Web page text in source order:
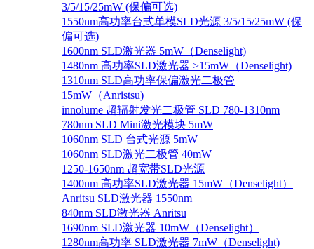
3/5/15/25mW (保偏可选)
1550nm高功率台式单模SLD光源 3/5/15/25mW (保
偏可选)
1600nm SLD激光器 5mW（Denselight)
1480nm 高功率SLD激光器 >15mW（Denselight)
1310nm SLD高功率保偏激光二极管
15mW（Anristsu)
innolume 超辐射发光二极管 SLD 780-1310nm
780nm SLD Mini激光模块 5mW
1060nm SLD 台式光源 5mW
1060nm SLD激光二极管 40mW
1250-1650nm 超宽带SLD光源
1400nm 高功率SLD激光器 15mW（Denselight）
Anritsu SLD激光器 1550nm
840nm SLD激光器 Anritsu
1690nm SLD激光器 10mW（Denselight）
1280nm高功率 SLD激光器 7mW（Denselight)